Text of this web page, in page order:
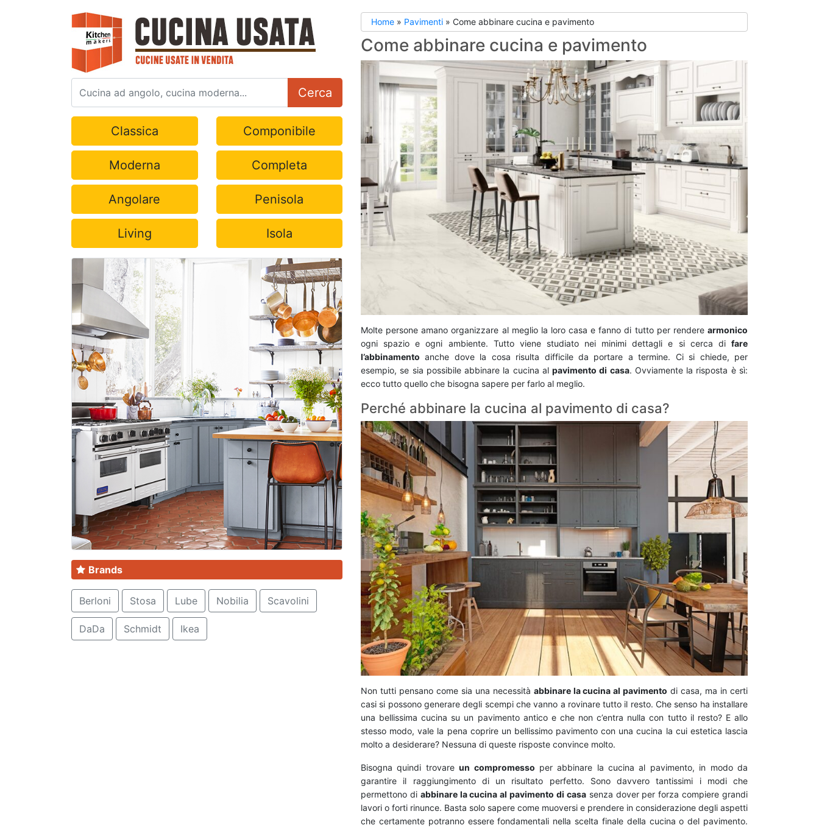
Home » Pavimenti » Come abbinare cucina e pavimento
Come abbinare cucina e pavimento
Molte persone amano organizzare al meglio la loro casa e fanno di tutto per rendere armonico
ogni spazio e ogni ambiente. Tutto viene studiato nei minimi dettagli e si cerca di fare
l’abbinamento anche dove la cosa risulta difficile da portare a termine. Ci si chiede, per
esempio, se sia possibile abbinare la cucina alpavimento di casa. Ovviamente la risposta è sì:
ecco tutto quello che bisogna sapere per farlo al meglio.
Perché abbinare la cucina al pavimento di casa?
Non tutti pensano come sia una necessità abbinare la cucina al pavimento di casa, ma in certi
casi si possono generare degli scempi che vanno a rovinare tutto il resto. Che senso ha installare
una bellissima cucina su un pavimento antico e che non c’entra nulla con tutto il resto? E allo
stesso modo, vale la pena coprire un bellissimo pavimento con una cucina la cui estetica lascia
molto a desiderare? Nessuna di queste risposte convince molto.
Bisogna quindi trovareun compromesso per abbinare la cucina al pavimento, in modo da
garantire il raggiungimento di un risultato perfetto. Sono davvero tantissimi i modi che
permettono di abbinare la cucina al pavimento di casasenza dover per forza compiere grandi
lavori o forti rinunce. Basta solo sapere come muoversi e prendere in considerazione degli aspetti
che certamente potranno essere fondamentali nella scelta finale della cucina o del pavimento.
Cerca
Classica Componibile
Moderna Completa
Angolare Penisola
Living Isola
Brands
Berloni Stosa Lube Nobilia Scavolini
DaDa Schmidt Ikea